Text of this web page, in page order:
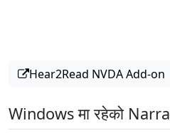
Hear2Read NVDA Add-on
Windows मा रहेको